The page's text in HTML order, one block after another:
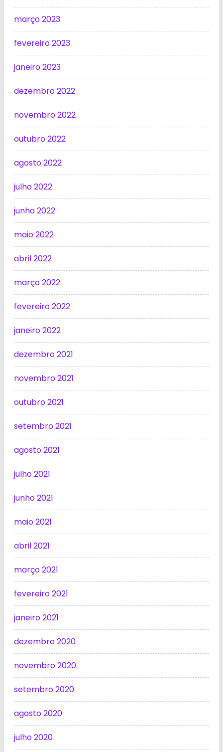
março 2023
fevereiro 2023
janeiro 2023
dezembro 2022
novembro 2022
outubro 2022
agosto 2022
julho 2022
junho 2022
maio 2022
abril 2022
março 2022
fevereiro 2022
janeiro 2022
dezembro 2021
novembro 2021
outubro 2021
setembro 2021
agosto 2021
julho 2021
junho 2021
maio 2021
abril 2021
março 2021
fevereiro 2021
janeiro 2021
dezembro 2020
novembro 2020
setembro 2020
agosto 2020
julho 2020